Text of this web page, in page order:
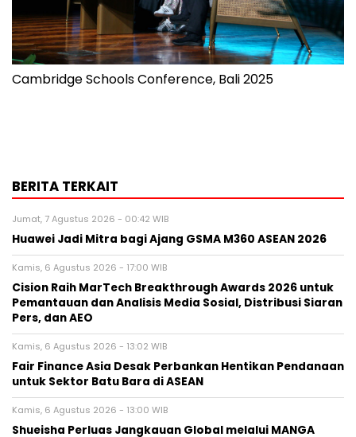
Cambridge Schools Conference, Bali 2025
BERITA TERKAIT
Jumat, 7 Agustus 2026 - 00:42 WIB
Huawei Jadi Mitra bagi Ajang GSMA M360 ASEAN 2026
Kamis, 6 Agustus 2026 - 17:00 WIB
Cision Raih MarTech Breakthrough Awards 2026 untuk
Pemantauan dan Analisis Media Sosial, Distribusi Siaran
Pers, dan AEO
Kamis, 6 Agustus 2026 - 13:02 WIB
Fair Finance Asia Desak Perbankan Hentikan Pendanaan
untuk Sektor Batu Bara di ASEAN
Kamis, 6 Agustus 2026 - 13:00 WIB
Shueisha Perluas Jangkauan Global melalui MANGA